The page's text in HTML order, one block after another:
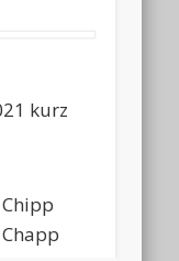
kurz
Chipp
Chapp